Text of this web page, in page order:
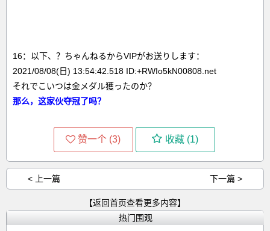
16：以下、？ちゃんねるからVIPがお送りします：
2021/08/08(日) 13:54:42.518 ID:+RWIo5kN00808.net
それでこいつは金メダル獲ったのか？
那么，这家伙夺冠了吗？
赞一个 (3) 收藏 (1)
< 上一篇 下一篇 >
【返回首页查看更多内容】
热门围观